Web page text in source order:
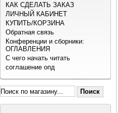
КАК СДЕЛАТЬ ЗАКАЗ
ЛИЧНЫЙ КАБИНЕТ
КУПИТЬ/КОРЗИНА
Обратная связь
Конференции и сборники:
ОГЛАВЛЕНИЯ
С чего начать читать
соглашение опд